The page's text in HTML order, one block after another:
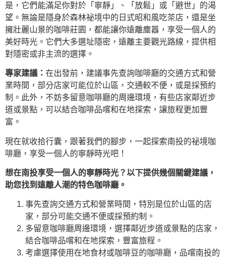
是，它們能滿足你對於「寧靜」、「放鬆」或「避世」的渴
望。無論是隱身於森林祕境中的日式昭和風吃茶店，還是坐
擁壯麗山景的咖啡莊園，都能讓你遠離塵囂，享受一個人的
美好時光。它們大多選址隱密，遠離主要觀光路線，提供相
對隱密或非主流的選擇。
專家建議： 在出發前，建議事先查詢咖啡廳的交通方式和營
業時間，部分店家可能位於山區，交通較不便，或是採預約
制。此外，不妨多留意咖啡廳的周邊環境，有些店家鄰近步
道或景點，可以結合咖啡品嚐和在地探索，讓旅程更加豐
富。
現在就收拾行囊，跟著我們的腳步，一起探索南投的祕境咖
啡廳，享受一個人的寧靜時光吧！
想在南投享受一個人的寧靜時光？以下提供幾個關鍵建議，
助您找到遠離人潮的特色咖啡廳。
事先查詢交通方式和營業時間，特別是位於山區的店
家，部分可能交通不便或採預約制。
多留意咖啡廳周邊環境，選擇鄰近步道或景點的店家，
結合咖啡品嚐和在地探索，豐富旅程。
考慮選擇使用在地食材或咖啡豆的咖啡廳，品嚐南投的